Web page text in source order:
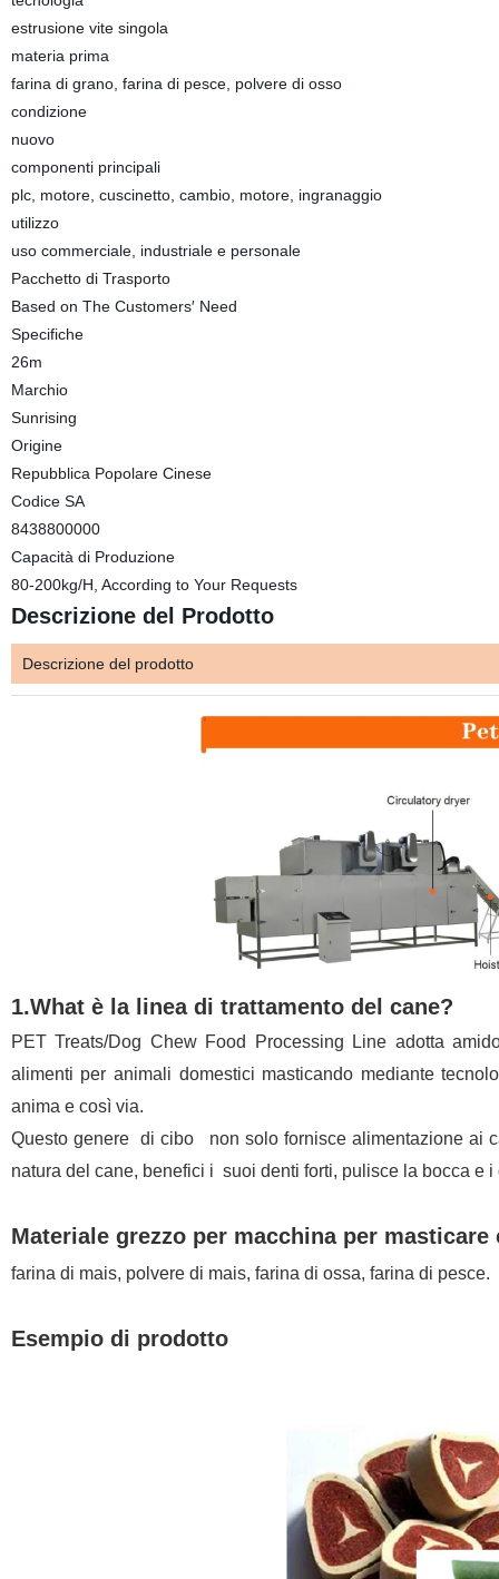
estrusione vite singola
materia prima
farina di grano, farina di pesce, polvere di osso
condizione
nuovo
componenti principali
plc, motore, cuscinetto, cambio, motore, ingranaggio
utilizzo
uso commerciale, industriale e personale
Pacchetto di Trasporto
Based on The Customers′ Need
Specifiche
26m
Marchio
Sunrising
Origine
Repubblica Popolare Cinese
Codice SA
8438800000
Capacità di Produzione
80-200kg/H, According to Your Requests
Descrizione del Prodotto
Descrizione del prodotto
1.What è la linea di trattamento del cane?
PET Treats/Dog Chew Food Processing Line adotta
alimenti per animali domestici masticando mediante
anima e così via.
Questo genere di cibo non solo fornisce alimentazione ai
natura del cane, benefici i suoi denti forti, pulisce la bocca e
Materiale grezzo per macchina per masticare
farina di mais, polvere di mais, farina di ossa, farina di pesce.
Esempio di prodotto